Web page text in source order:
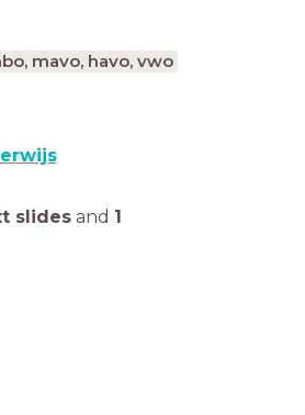
mavo, havo, vwo
slides and 1